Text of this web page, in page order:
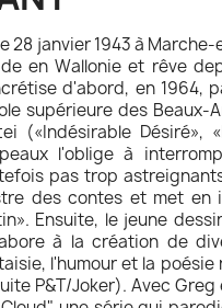
28 janvier 1943 à
en Wallonie et rêve
d'abord, en 1964,
supérieure des Beaux-
(«Indésirable Désiré»,
l'oblige à
pas trop
des contes et met en
Ensuite, le jeune
à la création de
l'humour et la
P&T/Joker). Avec